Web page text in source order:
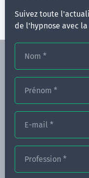
Suivez toute
de l'hypnose avec
Nom *
Prénom *
E-mail *
Profession *
FORMATIONS
NOS FORMATEURS
ACTUALITÉS